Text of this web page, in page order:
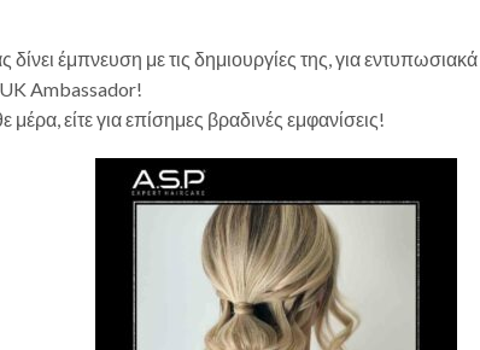
δίνει έμπνευση με τις δημιουργίες της, για εντυπωσιακά
Ambassador!
μέρα, είτε για επίσημες βραδινές εμφανίσεις!